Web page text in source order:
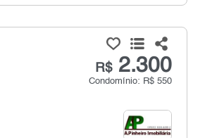
R$2.300
Condomínio: R$ 550